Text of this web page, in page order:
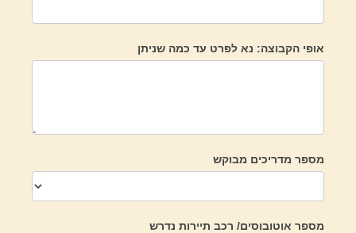
אופי הקבוצה: נא לפרט עד כמה שניתן
מספר מדריכים מבוקש
מספר אוטובוסים/ רכב תיירות נדרש